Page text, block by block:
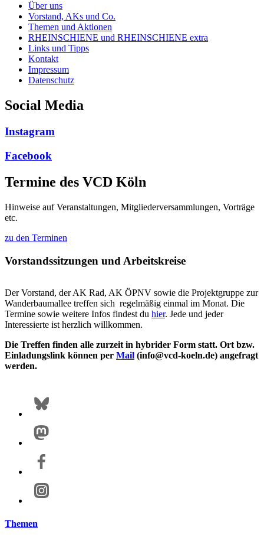
Über uns
Vorstand, AKs und Co.
Themen und Aktionen
RHEINSCHIENE und RHEINSCHIENE extra
Links und Tipps
Kontakt
Impressum
Datenschutz
Social Media
Instagram
Facebook
Termine des VCD Köln
Hinweise auf Veranstaltungen, Mitgliederversammlungen, Vorträge
etc.
zu den Terminen
Vorstandssitzungen und Arbeitskreise
Der Vorstand, der AK Rad, AK ÖPNV sowie die Projektgruppe zur
Wanderbaumallee treffen sich regelmäßig einmal im Monat. Die
Termine sowie weitere Infos findest du hier. Jede und jeder
Interessierte ist herzlich willkommen.
Die Treffen finden alle zurzeit in hybrider Form statt. Ort bzw.
Einladungslink können per Mail (info@vcd-koeln.de) angefragt
werden.
Themen